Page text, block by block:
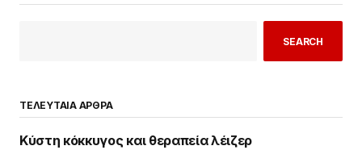
SEARCH
ΤΕΛΕΥΤΑΙΑ ΑΡΘΡΑ
Κύστη κόκκυγος και θεραπεία λέιζερ